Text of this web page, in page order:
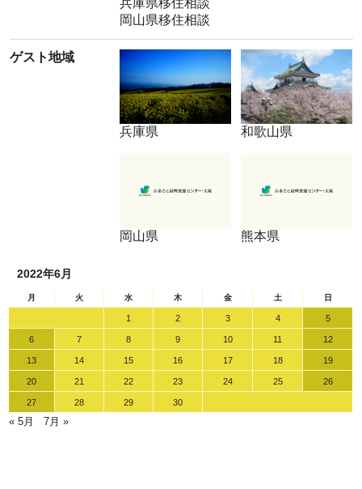
兵庫県移住相談
岡山県移住相談
ゲスト地域
兵庫県 和歌山県
岡山県 熊本県
2022年6月
月 火 水 木 金 土 日
1 2 3 4 5
6 7 8 9 10 11 12
13 14 15 16 17 18 19
20 21 22 23 24 25 26
27 28 29 30
« 5月 7月 »